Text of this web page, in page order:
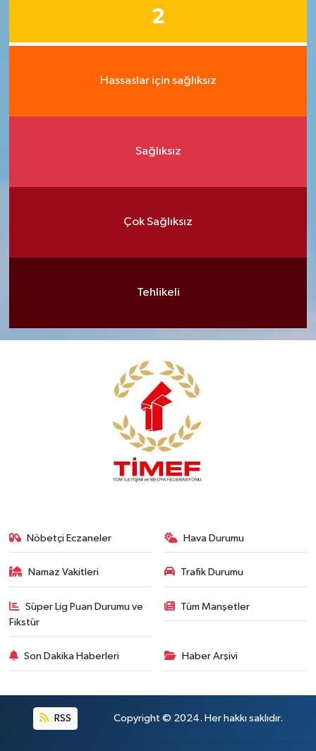
2
Hassaslar için sağlıksız
Sağlıksız
Çok Sağlıksız
Tehlikeli
Nöbetçi Eczaneler Hava Durumu
Namaz Vakitleri Trafik Durumu
Süper Lig Puan Durumu ve
Fikstür
Tüm Manşetler
Son Dakika Haberleri Haber Arşivi
RSS Copyright © 2024. Her hakkı saklıdır.